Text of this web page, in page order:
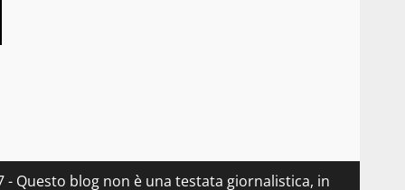
- Questo blog non è una testata giornalistica, in